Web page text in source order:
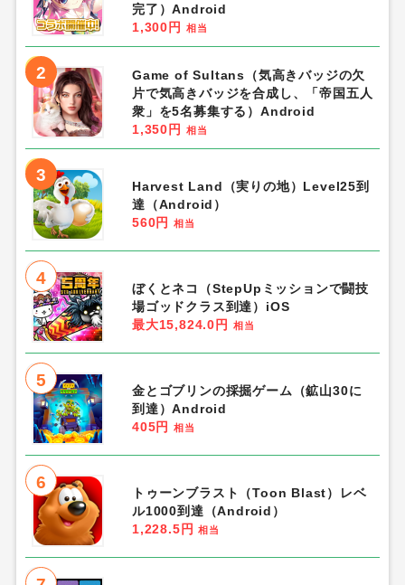
完了）Android
1,300円
相当
2
Game of Sultans（気高きバッジの欠
片で気高きバッジを合成し、「帝国五人
衆」を5名募集する）Android
1,350円
相当
3
Harvest Land（実りの地）Level25到
達（Android）
560円
相当
4
ぼくとネコ（StepUpミッションで闘技
場ゴッドクラス到達）iOS
最大15,824.0円
相当
5
金とゴブリンの採掘ゲーム（鉱山30に
到達）Android
405円
相当
6
トゥーンブラスト（Toon Blast）レベ
ル1000到達（Android）
1,228.5円
相当